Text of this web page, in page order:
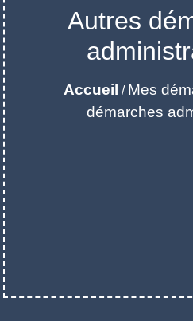
Autres
Accueil / Mes
démarches